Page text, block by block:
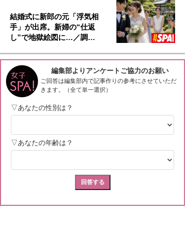
結婚式に新郎の元「浮気相
手」が出席。新婦の“仕返
し”で地獄絵図に…／調…